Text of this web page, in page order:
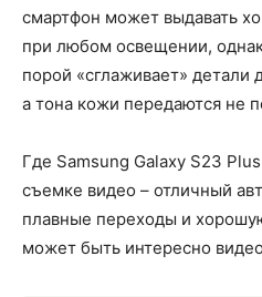
смартфон может выдавать
при любом освещении,
порой «сглаживает» детали
а тона кожи передаются не
Где Samsung Galaxy S23
съемке видео – отличный
плавные переходы и
может быть интересно